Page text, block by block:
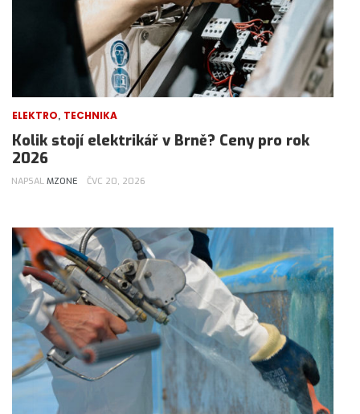
ELEKTRO, TECHNIKA
Kolik stojí elektrikář v Brně? Ceny pro rok
2026
NAPSAL MZONE ČVC 20, 2026